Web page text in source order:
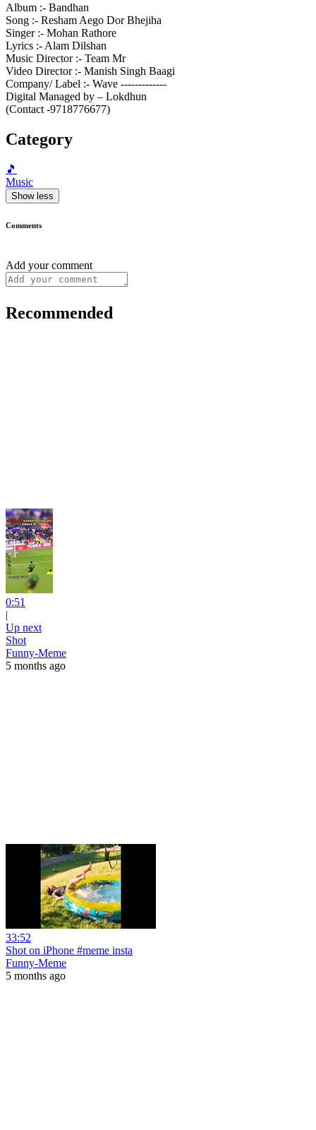
Album :- Bandhan
Song :- Resham Aego Dor Bhejiha
Singer :- Mohan Rathore
Lyrics :- Alam Dilshan
Music Director :- Team Mr
Video Director :- Manish Singh Baagi
Company/ Label :- Wave -------------
Digital Managed by – Lokdhun
(Contact -9718776677)
Category
🎵
Music
Show less
Comments
Add your comment
Recommended
0:51
|
Up next
Shot
Funny-Meme
5 months ago
33:52
Shot on iPhone #meme insta
Funny-Meme
5 months ago